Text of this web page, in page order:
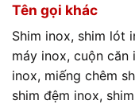
Tên gọi khác
Shim inox, shim lót
máy inox, cuộn căn
inox, miếng chêm
shim đệm inox,